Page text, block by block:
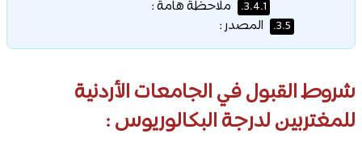
3.4.1. ملاحظة هامة :
3.5. المصدر :
شروط القبول في الجامعات الأردنية
للمغتربين لدرجة البكالوريوس :